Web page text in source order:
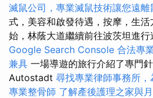
滅鼠公司，專業滅鼠技術讓您遠離
式，美容和啟發待遇，按摩，生
始，林蔭大道繼續前往波茨坦進行
Google Search Console 合法專
兼具 一場導遊的旅行介紹了專門
Autostadt 尋找專業律師事務所
專業整骨師 了解產後護理之家與